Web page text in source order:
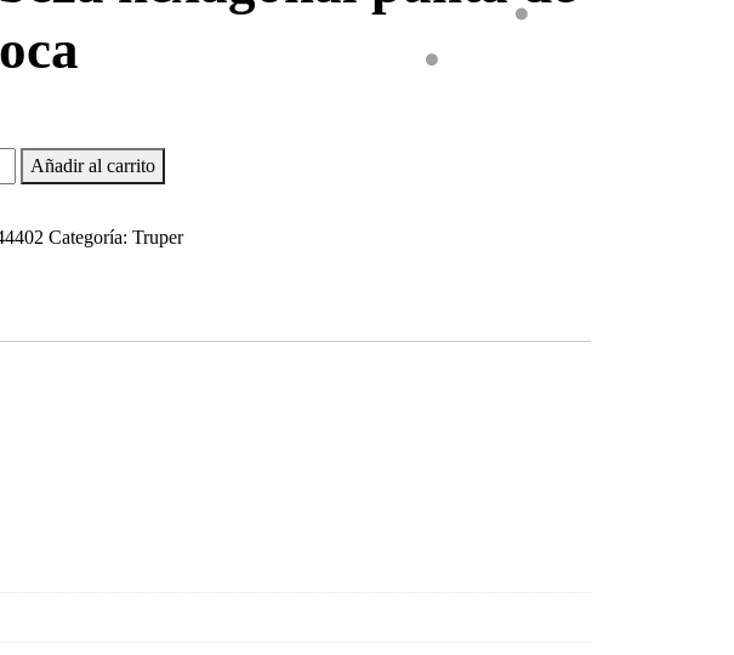
Añadir al carrito
Categoría:Truper